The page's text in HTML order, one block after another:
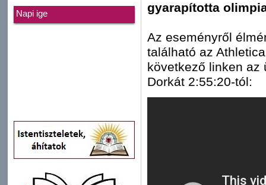
Napi ige
gyarapította
Az eseményről
található az
következő linken az
Dorkát 2:55:20-tól: